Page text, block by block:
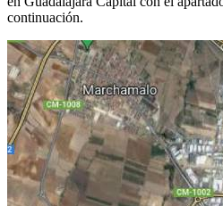
continuación.